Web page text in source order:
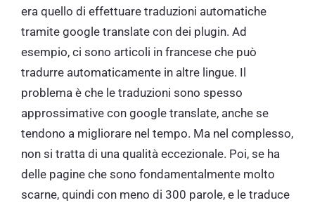
era quello di effettuare traduzioni automatiche
tramite google translate con dei plugin. Ad
esempio, ci sono articoli in francese che può
tradurre automaticamente in altre lingue. Il
problema è che le traduzioni sono spesso
approssimative con google translate, anche se
tendono a migliorare nel tempo. Ma nel complesso,
non si tratta di una qualità eccezionale. Poi, se ha
delle pagine che sono fondamentalmente molto
scarne, quindi con meno di 300 parole, e le traduce